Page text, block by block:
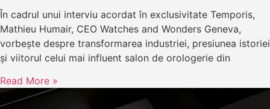
În cadrul unui interviu acordat în exclusivitate Temporis,
Mathieu Humair, CEO Watches and Wonders Geneva,
vorbește despre transformarea industriei, presiunea istoriei
și viitorul celui mai influent salon de orologerie din
Read More »